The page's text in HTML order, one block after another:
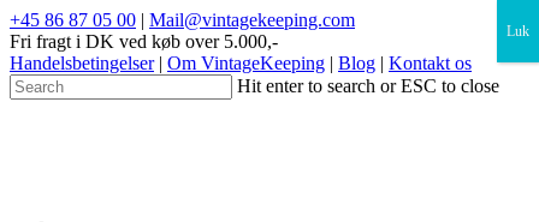
+45 86 87 05 00 | Mail@vintagekeeping.com
Fri fragt i DK ved køb over 5.000,-
Handelsbetingelser| Om VintageKeeping | Blog | Kontakt os
Hit enter to search or ESC to close
×
Luk